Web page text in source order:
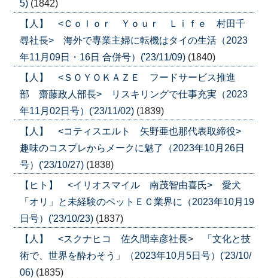
5) (1842)
【人】 <Ｃｏｌｏｒ Ｙｏｕｒ Ｌｉｆｅ 村田千
尋社長> 海外で専業主婦に転機はタイの生活（2023
年11月09日・16日 合併号）('23/11/09) (1840)
【人】 <ＳＯＹＯＫＡＺＥ フードサービス推進
部 齋藤政人部長> リスキリングで仕事充実（2023
年11月02日号）('23/11/02) (1839)
【人】 <コティスエルト 矢野亜也那代表取締役>
趣味のコスプレからメークに魅了（2023年10月26日
号）('23/10/27) (1838)
【ヒト】 <イリオスマイル 南茂智由喜氏> 愛犬
「オリ」と未経験のペットＥＣ業界に（2023年10月19
日号）('23/10/23) (1837)
【人】 <スクナヒコ 佐久間幸彦社長> 「文化と技
術で、世界を酔わそう」（2023年10月5日号）('23/10/
06) (1835)